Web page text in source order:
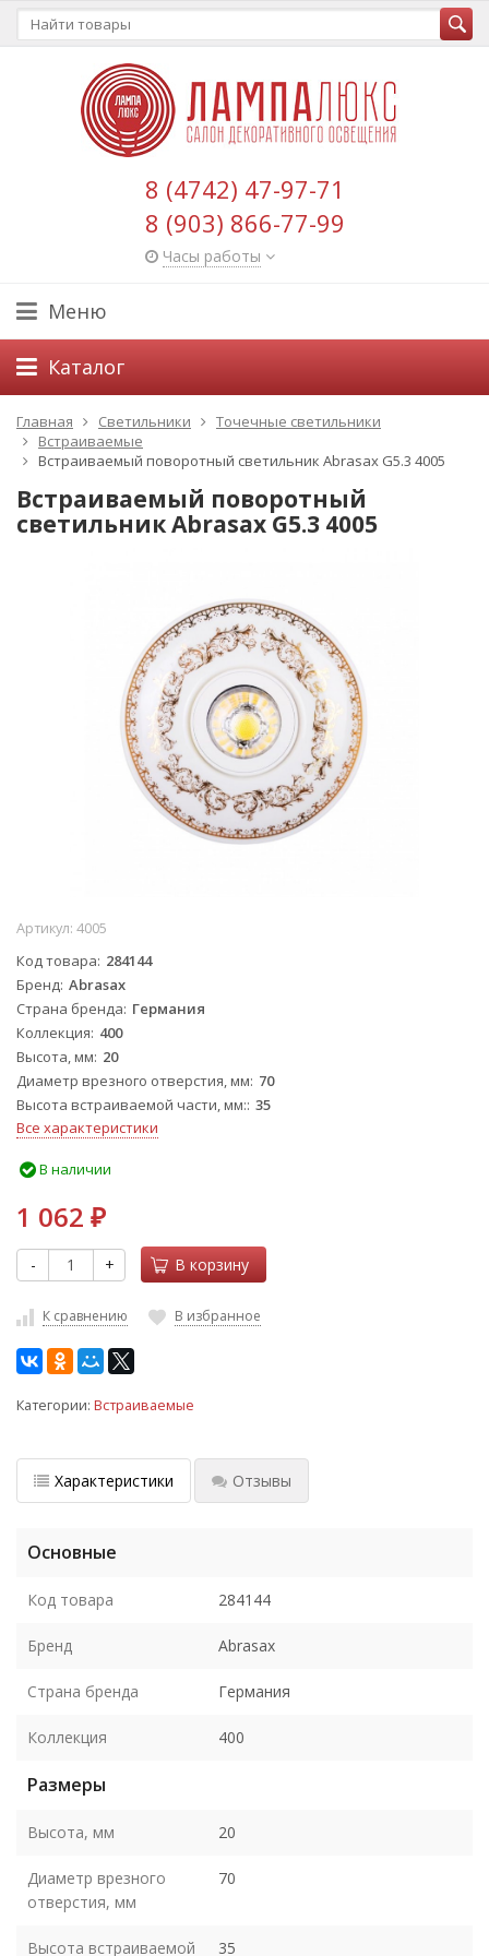
8 (4742) 47-97-71
8 (903) 866-77-99
Часы работы
Меню
Каталог
Главная Светильники
Точечные светильники
Встраиваемые
Встраиваемый поворотный светильник Abrasax G5.3 4005
Встраиваемый поворотный
светильник Abrasax G5.3 4005
Артикул: 4005
Код товара 284144
Бренд Abrasax
Страна бренда Германия
Коллекция 400
Высота, мм 20
Диаметр врезного отверстия, мм 70
Высота встраиваемой части, мм: 35
Все характеристики
В наличии
1 062 ₽
- + В корзину
К сравнению В избранное
Категории: Встраиваемые
Характеристики Отзывы
Основные
Код товара 284144
Бренд Abrasax
Страна бренда Германия
Коллекция 400
Размеры
Высота, мм 20
Диаметр врезного
отверстия, мм
70
Высота встраиваемой 35